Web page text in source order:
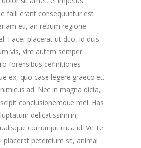
falli erant consequuntur est.
eu, an rebum regione
Facer placerat ut duo, id duis
vis, vim autem semper
forensibus definitiones
ex, quo case legere graeco et.
ad. Nec in magna dicta,
conclusionemque mel. Has
delicatissimi in,
corrumpit mea id. Vel te
placerat petentium sit, animal